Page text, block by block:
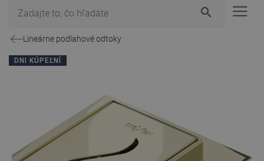
search
Lineárne podlahové odtoky
DNI KÚPEĽNÍ